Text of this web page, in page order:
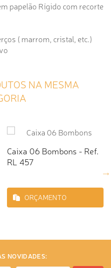
papelão Rígido com recorte
( marrom, cristal, etc.)
NA MESMA
Caixa 06 Bombons - Ref.
RL 457
ORÇAMENTO
NOVIDADES: